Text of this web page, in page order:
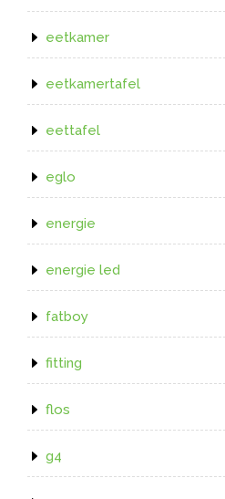
eetkamer
eetkamertafel
eettafel
eglo
energie
energie led
fatboy
fitting
flos
g4